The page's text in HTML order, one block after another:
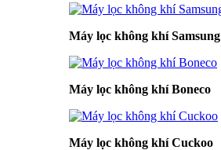
Máy lọc không khí Samsung
Máy lọc không khí Boneco
Máy lọc không khí Cuckoo